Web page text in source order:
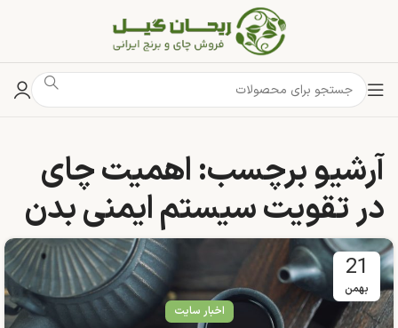
آرشیو برچسب: اهمیت چای
در تقویت سیستم ایمنی بدن
21
بهمن
اخبار سایت